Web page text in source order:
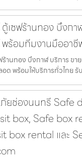
เซฟร้านทอง บึงกา
ร้อมทีมงานมืออาชี
านทอง บึงกาฬ บริการ ขา
ด พร้อมให้บริการทั่วไทย รั
ภัยช่องนนทรี Safe
box, Safe box
box rental และ